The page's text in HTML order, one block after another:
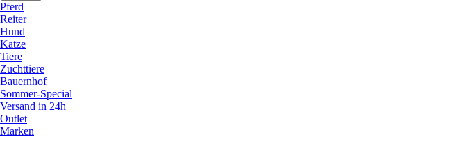
Pferd
Reiter
Hund
Katze
Tiere
Zuchttiere
Bauernhof
Sommer-Special
Versand in 24h
Outlet
Marken